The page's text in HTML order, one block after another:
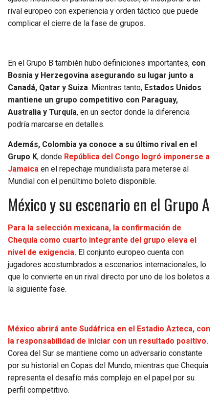
PANTHERS
SAINTS
JAZZ
rival europeo con experiencia y orden táctico que puede
complicar el cierre de la fase de grupos.
En el Grupo B también hubo definiciones importantes, con
Bosnia y Herzegovina asegurando su lugar junto a
Canadá, Qatar y Suiza. Mientras tanto, Estados Unidos
mantiene un grupo competitivo con Paraguay,
Australia y Turquía, en un sector donde la diferencia
podría marcarse en detalles.
Además, Colombia ya conoce a su último rival en el
Grupo K, donde República del Congo logró imponerse a
Jamaica en el repechaje mundialista para meterse al
Mundial con el penúltimo boleto disponible.
México y su escenario en el Grupo A
Para la selección mexicana, la confirmación de
Chequia como cuarto integrante del grupo eleva el
nivel de exigencia. El conjunto europeo cuenta con
jugadores acostumbrados a escenarios internacionales, lo
que lo convierte en un rival directo por uno de los boletos a
la siguiente fase.
México abrirá ante Sudáfrica en el Estadio Azteca, con
la responsabilidad de iniciar con un resultado positivo.
Corea del Sur se mantiene como un adversario constante
por su historial en Copas del Mundo, mientras que Chequia
representa el desafío más complejo en el papel por su
perfil competitivo.